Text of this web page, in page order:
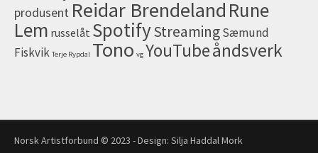
produsent Reidar Brendeland Rune
Lem russelåt SpotifyStreamingSæmund
Fiskvik Terje Rypdal Tono vg YouTubeåndsverk
Norsk Artistforbund © 2023 - Design: Silja Haddal Mork